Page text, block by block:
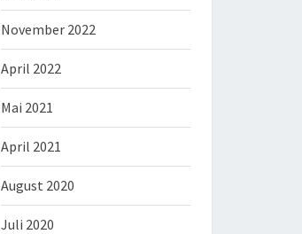
November 2022
April 2022
Mai 2021
April 2021
August 2020
Juli 2020